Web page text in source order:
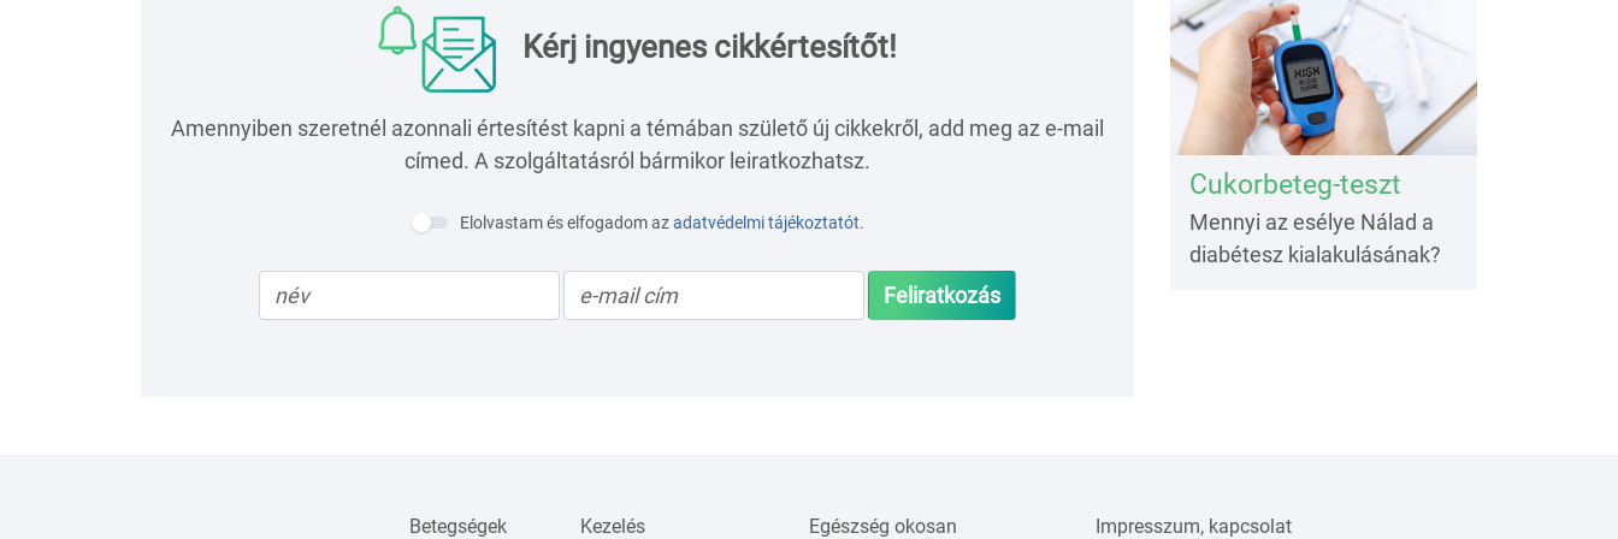
Kérj ingyenes cikkértesítőt!
Amennyiben szeretnél azonnali értesítést kapni a témában születő új cikkekről, add meg az e-mail
címed. A szolgáltatásról bármikor leiratkozhatsz.
Elolvastam és elfogadom azadatvédelmi tájékoztatót.
Feliratkozás
Cukorbeteg-teszt
Mennyi az esélye Nálad a
diabétesz kialakulásának?
Betegségek Kezelés Egészség okosan Impresszum, kapcsolat